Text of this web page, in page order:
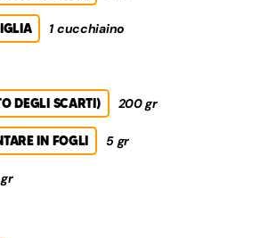
1 cucchiaino
DEGLI SCARTI) 200 gr
IN FOGLI 5 gr